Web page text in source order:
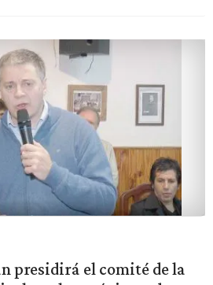
presidirá el comité de la